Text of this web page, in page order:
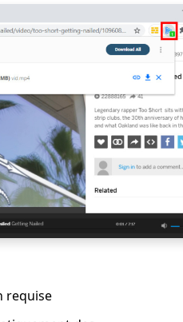
requise